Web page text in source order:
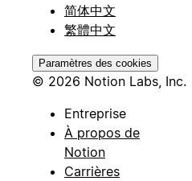
简体中文
繁體中文
Paramètres des cookies
© 2026 Notion Labs, Inc.
Entreprise
À propos de
Notion
Carrières